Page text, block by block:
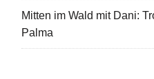
Mitten im Wald mit Dani:
Palma